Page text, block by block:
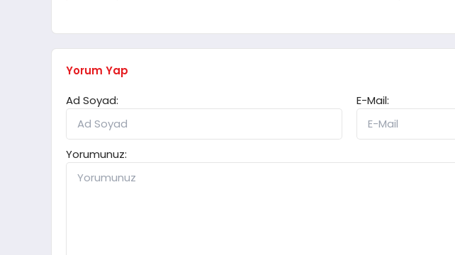
Yorum Yap
Ad Soyad:
E-Mail:
Yorumunuz: